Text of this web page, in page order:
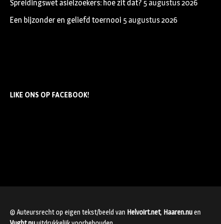
Spreidingswet asielzoekers: hoe zit dat? 5 augustus 2026
Een bijzonder en geliefd toernooi 5 augustus 2026
LIKE ONS OP FACEBOOK!
© Auteursrecht op eigen tekst/beeld van Helvoirt.net, Haaren.nuen